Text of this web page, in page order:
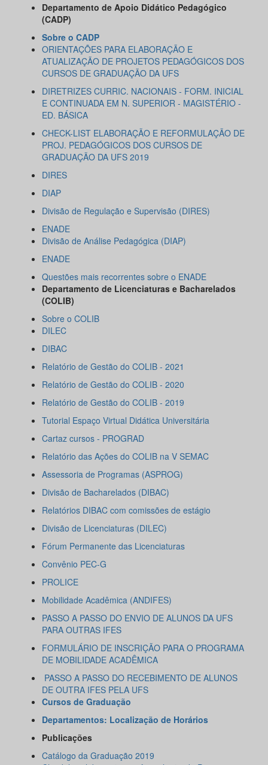
Departamento de Apoio Didático Pedagógico
(CADP)
Sobre o CADP
ORIENTAÇÕES PARA ELABORAÇÃO E
ATUALIZAÇÃO DE PROJETOS PEDAGÓGICOS DOS
CURSOS DE GRADUAÇÃO DA UFS
DIRETRIZES CURRIC. NACIONAIS - FORM. INICIAL
E CONTINUADA EM N. SUPERIOR - MAGISTÉRIO -
ED. BÁSICA
CHECK-LIST ELABORAÇÃO E REFORMULAÇÃO DE
PROJ. PEDAGÓGICOS DOS CURSOS DE
GRADUAÇÃO DA UFS 2019
DIRES
DIAP
Divisão de Regulação e Supervisão (DIRES)
ENADE
Divisão de Análise Pedagógica (DIAP)
ENADE
Questões mais recorrentes sobre o ENADE
Departamento de Licenciaturas e Bacharelados
(COLIB)
Sobre o COLIB
DILEC
DIBAC
Relatório de Gestão do COLIB - 2021
Relatório de Gestão do COLIB - 2020
Relatório de Gestão do COLIB - 2019
Tutorial Espaço Virtual Didática Universitária
Cartaz cursos - PROGRAD
Relatório das Ações do COLIB na V SEMAC
Assessoria de Programas (ASPROG)
Divisão de Bacharelados (DIBAC)
Relatórios DIBAC com comissões de estágio
Divisão de Licenciaturas (DILEC)
Fórum Permanente das Licenciaturas
Convênio PEC-G
PROLICE
Mobilidade Acadêmica (ANDIFES)
PASSO A PASSO DO ENVIO DE ALUNOS DA UFS
PARA OUTRAS IFES
FORMULÁRIO DE INSCRIÇÃO PARA O PROGRAMA
DE MOBILIDADE ACADÊMICA
PASSO A PASSO DO RECEBIMENTO DE ALUNOS
DE OUTRA IFES PELA UFS
Cursos de Graduação
Departamentos: Localização de Horários
Publicações
Catálogo da Graduação 2019